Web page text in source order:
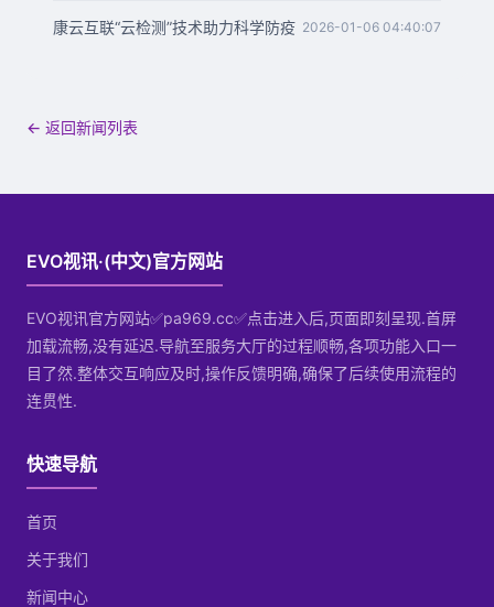
康云互联“云检测”技术助力科学防疫 2026-01-06 04:40:07
← 返回新闻列表
EVO视讯·(中文)官方网站
EVO视讯官方网站✅pa969.cc✅点击进入后,页面即刻呈现.首屏
加载流畅,没有延迟.导航至服务大厅的过程顺畅,各项功能入口一
目了然.整体交互响应及时,操作反馈明确,确保了后续使用流程的
连贯性.
快速导航
首页
关于我们
新闻中心